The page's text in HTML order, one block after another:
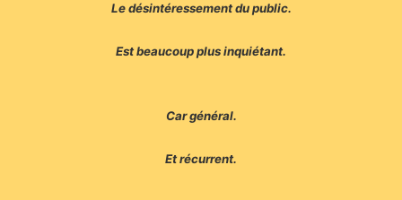
Le désintéressement du public.
Est beaucoup plus inquiétant.
Car général.
Et récurrent.